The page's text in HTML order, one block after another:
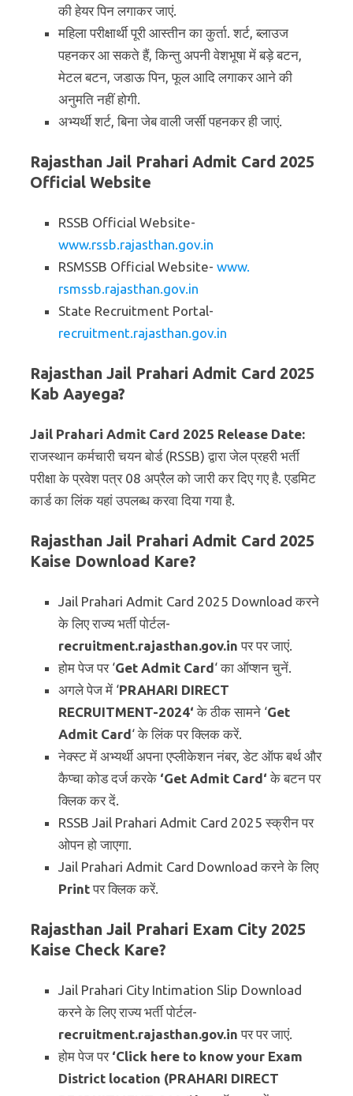
की हेयर पिन लगाकर जाएं.
महिला परीक्षार्थी पूरी आस्तीन का कुर्ता. शर्ट, ब्लाउज
पहनकर आ सकते हैं, किन्तु अपनी वेशभूषा में बड़े बटन,
मेटल बटन, जडाऊ पिन, फूल आदि लगाकर आने की
अनुमति नहीं होगी.
अभ्यर्थी शर्ट, बिना जेब वाली जर्सी पहनकर ही जाएं.
Rajasthan Jail Prahari Admit Card 2025
Official Website
RSSB Official Website-
www.rssb.rajasthan.gov.in
RSMSSB Official Website- www.
rsmssb.rajasthan.gov.in
State Recruitment Portal-
recruitment.rajasthan.gov.in
Rajasthan Jail Prahari Admit Card 2025
Kab Aayega?
Jail Prahari Admit Card 2025 Release Date:
राजस्थान कर्मचारी चयन बोर्ड (RSSB) द्वारा जेल प्रहरी भर्ती
परीक्षा के प्रवेश पत्र 08 अप्रैल को जारी कर दिए गए है. एडमिट
कार्ड का लिंक यहां उपलब्ध करवा दिया गया है.
Rajasthan Jail Prahari Admit Card 2025
Kaise Download Kare?
Jail Prahari Admit Card 2025 Download करने
के लिए राज्य भर्ती पोर्टल-
recruitment.rajasthan.gov.inपर पर जाएं.
होम पेज पर ‘Get Admit Card‘ का ऑप्शन चुनें.
अगले पेज में ‘PRAHARI DIRECT
RECRUITMENT-2024‘के ठीक सामने ‘Get
Admit Card‘ के लिंक पर क्लिक करें.
नेक्स्ट में अभ्यर्थी अपना एप्लीकेशन नंबर, डेट ऑफ बर्थ और
कैप्चा कोड दर्ज करके ‘Get Admit Card‘ के बटन पर
क्लिक कर दें.
RSSB Jail Prahari Admit Card 2025 स्क्रीन पर
ओपन हो जाएगा.
Jail Prahari Admit Card Download करने के लिए
Printपर क्लिक करें.
Rajasthan Jail Prahari Exam City 2025
Kaise Check Kare?
Jail Prahari City Intimation Slip Download
करने के लिए राज्य भर्ती पोर्टल-
recruitment.rajasthan.gov.in पर पर जाएं.
होम पेज पर‘Click here to know your Exam
District location (PRAHARI DIRECT